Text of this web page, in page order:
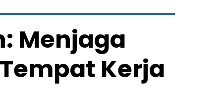
Menjaga
Kerja